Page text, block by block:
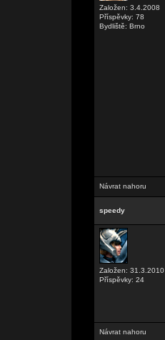
Založen: 3.4.2008
Příspěvky: 78
Bydliště: Brno
Návrat nahoru
speedy
Založen: 31.3.2010
Příspěvky: 24
Návrat nahoru